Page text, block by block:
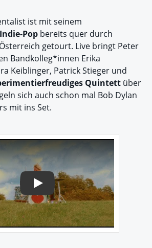
ist mit seinem
Pop bereits quer durch
getourt. Live bringt Peter
Bandkolleg*innen Erika
Keiblinger, Patrick Stieger und
Quintett über
sich auch schon mal Bob Dylan
mit ins Set.
Play